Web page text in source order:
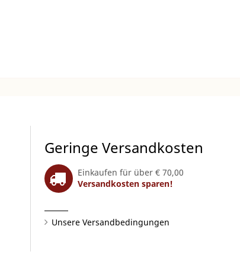
Geringe Versandkosten
Einkaufen für über € 70,00
Versandkosten sparen!
Unsere Versandbedingungen